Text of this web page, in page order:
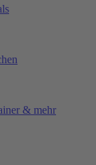
& mehr